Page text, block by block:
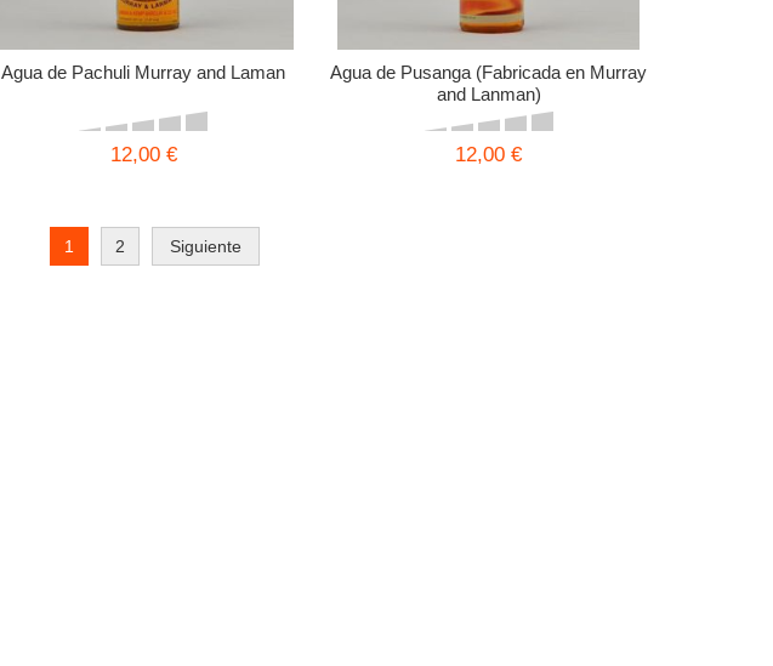
Agua de Pachuli Murray and Laman
12,00 €
Agua de Pusanga (Fabricada en Murray
and Lanman)
12,00 €
1 2 Siguiente